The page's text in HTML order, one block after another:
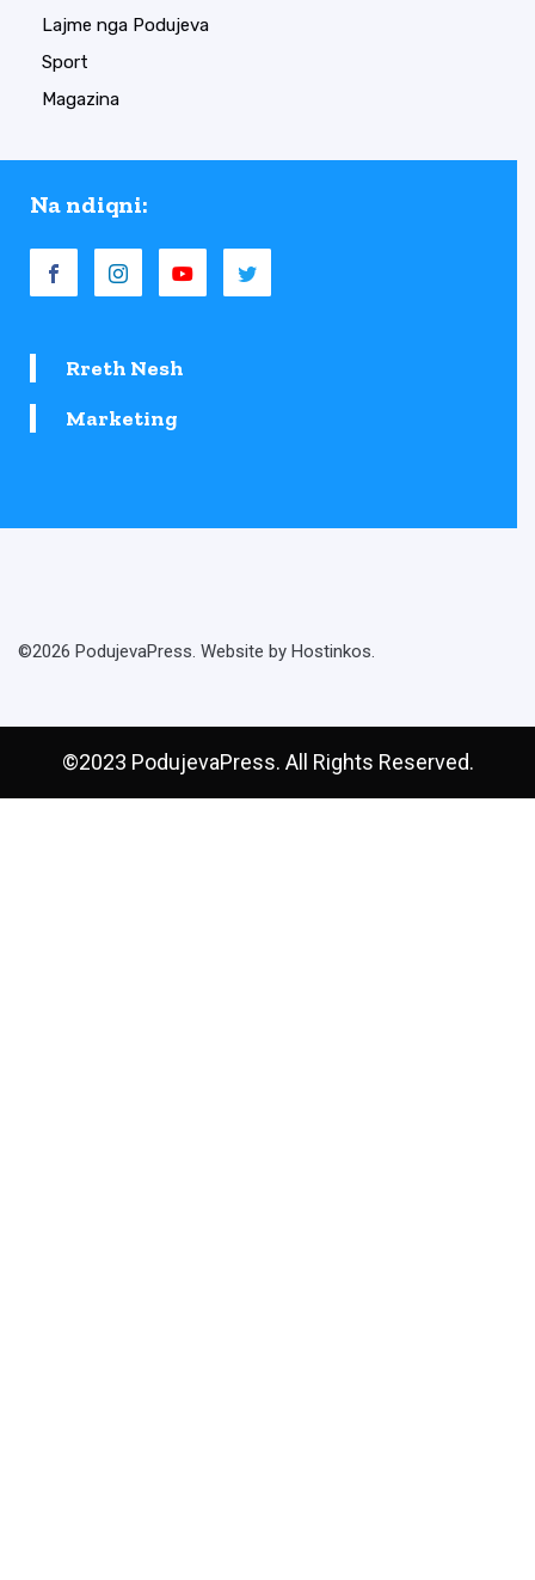
Lajme nga Podujeva
Sport
Magazina
Na ndiqni:
Rreth Nesh
Marketing
©2026 PodujevaPress. Website by Hostinkos.
©2023 PodujevaPress. All Rights Reserved.